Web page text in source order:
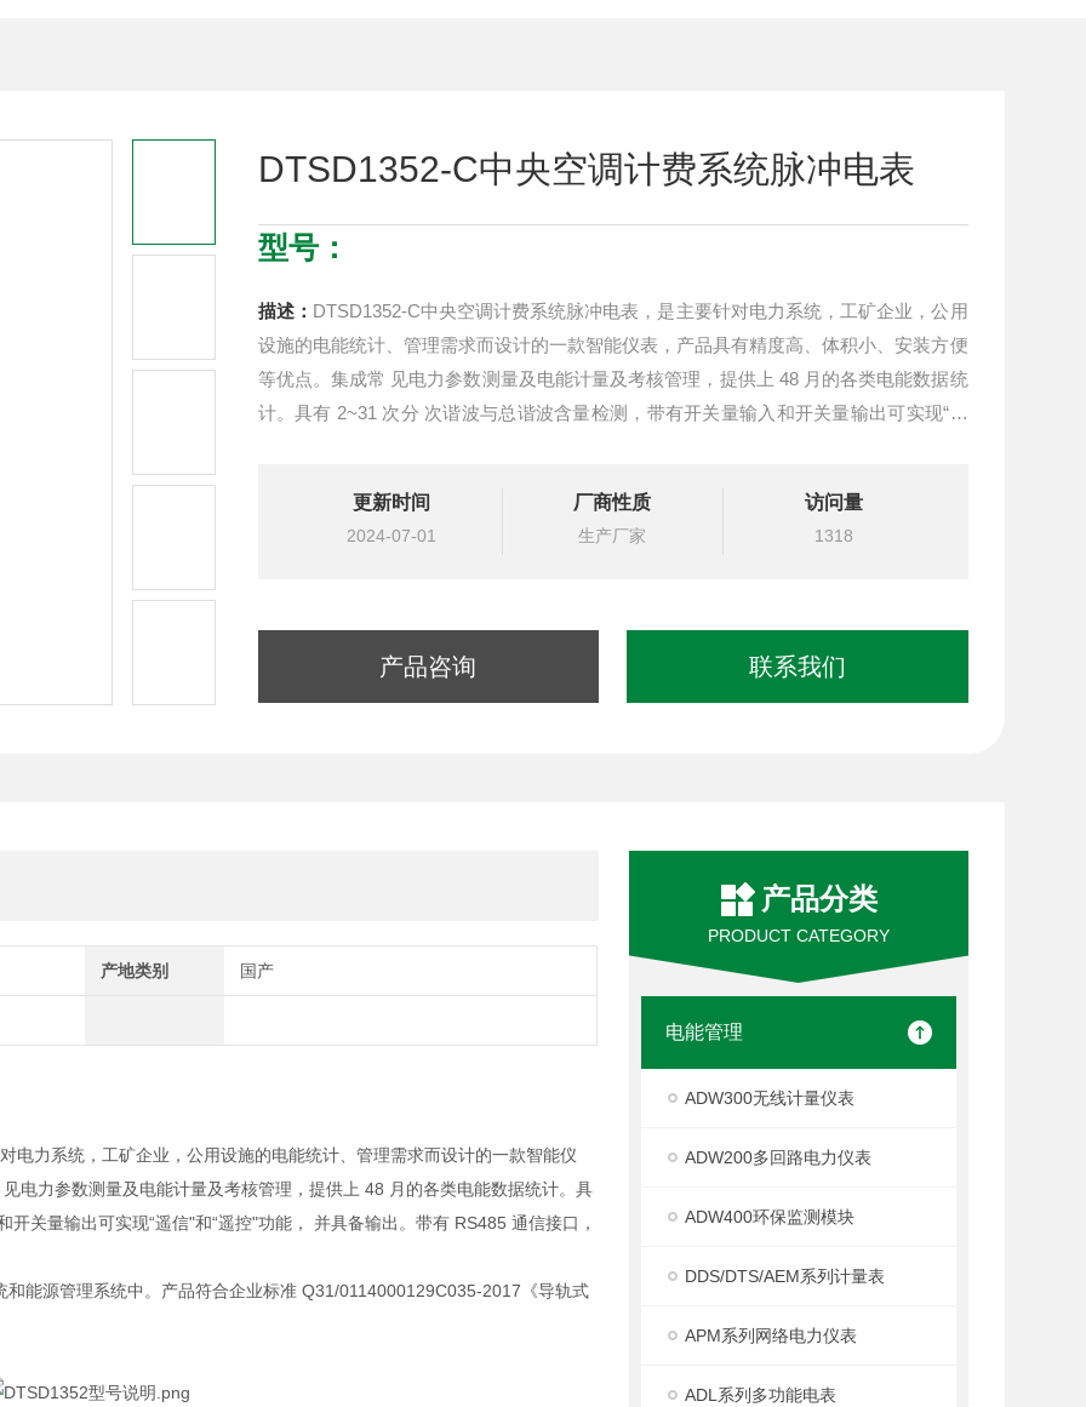
DTSD1352-C中央空调计费系统脉冲电表
型号：
描述： DTSD1352-C中央空调计费系统脉冲电表，是主要针对电力系统，工矿企业，公用
设施的电能统计、管理需求而设计的一款智能仪表，产品具有精度高、体积小、安装方便
等优点。集成常 见电力参数测量及电能计量及考核管理，提供上 48 月的各类电能数据统
计。具有 2~31 次分 次谐波与总谐波含量检测，带有开关量输入和开关量输出可实现“遥
更新时间
2024-07-01
厂商性质
生产厂家
访问量
1318
产品咨询 联系我们
产品分类
PRODUCT CATEGORY
电能管理
ADW300无线计量仪表
ADW200多回路电力仪表
ADW400环保监测模块
DDS/DTS/AEM系列计量表
APM系列网络电力仪表
ADL系列多功能电表
产地类别 国产
电力系统，工矿企业，公用设施的电能统计、管理需求而设计的一款智能仪
电力参数测量及电能计量及考核管理，提供上 48 月的各类电能数据统计。具
关量输出可实现“遥信"和“遥控"功能， 并具备输出。带有 RS485 通信接口，
能源管理系统中。产品符合企业标准 Q31/0114000129C035-2017《导轨式